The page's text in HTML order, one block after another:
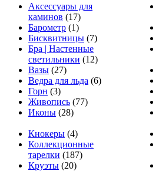
Аксессуары для
каминов (17)
Барометр (1)
Бисквитницы (7)
Бра | Настенные
светильники (12)
Вазы (27)
Ведра для льда (6)
Горн (3)
Живопись (77)
Иконы (28)
Кнокеры (4)
Коллекционные
тарелки (187)
Круэты (20)